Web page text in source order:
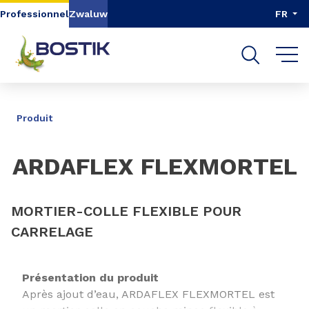
Aller au contenu
Aller à la recherche
ProfessionnelZwaluw FR
Produit
ARDAFLEX FLEXMORTEL
MORTIER-COLLE FLEXIBLE POUR
CARRELAGE
Présentation du produit
Après ajout d’eau, ARDAFLEX FLEXMORTEL est